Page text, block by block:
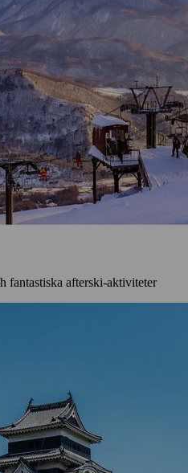
fantastiska afterski-aktiviteter